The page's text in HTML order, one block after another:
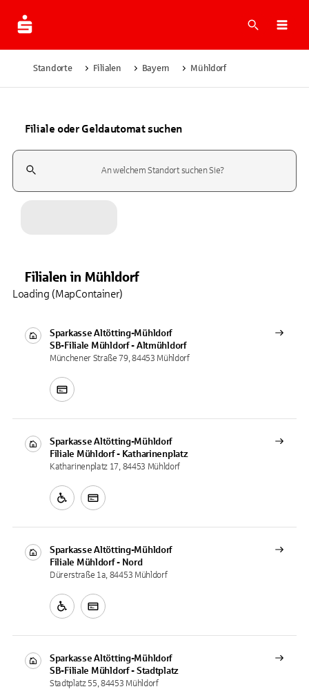
Suche
Standorte Filialen Bayern Mühldorf
Filiale oder Geldautomat suchen
Suchfeld
Filialen in Mühldorf
Sparkasse Altötting-Mühldorf
SB-Filiale Mühldorf - Altmühldorf
Münchener Straße 79, 84453 Mühldorf
Sparkasse Altötting-Mühldorf
Filiale Mühldorf - Katharinenplatz
Katharinenplatz 17, 84453 Mühldorf
Sparkasse Altötting-Mühldorf
Filiale Mühldorf - Nord
Dürerstraße 1a, 84453 Mühldorf
Sparkasse Altötting-Mühldorf
SB-Filiale Mühldorf - Stadtplatz
Stadtplatz 55, 84453 Mühldorf
Loading (MapContainer)